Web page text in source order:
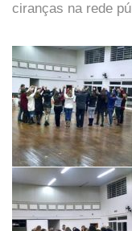
ciranças na rede